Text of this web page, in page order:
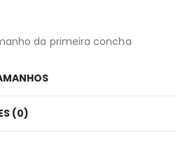
da primeira concha
(0)